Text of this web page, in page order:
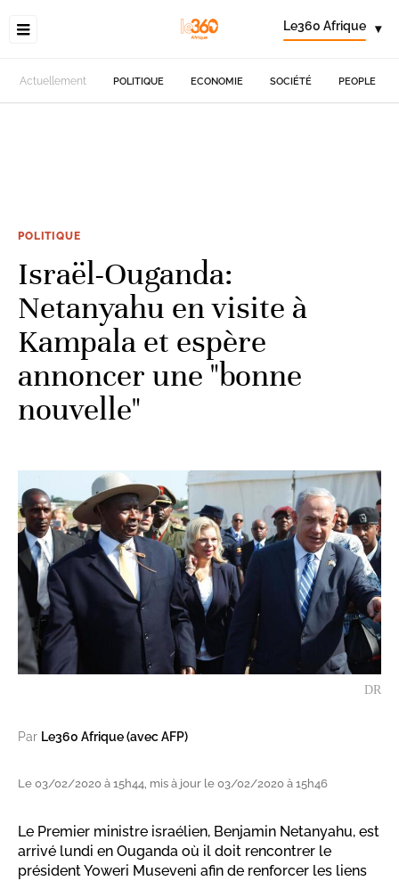
Le360 Afrique ▾
Actuellement POLITIQUE ECONOMIE SOCIÉTÉ PEOPLE
POLITIQUE
Israël-Ouganda:
Netanyahu en visite à
Kampala et espère
annoncer une "bonne
nouvelle"
DR
Par Le360 Afrique (avec AFP)
Le 03/02/2020 à 15h44, mis à jour le 03/02/2020 à 15h46
Le Premier ministre israélien, Benjamin Netanyahu, est
arrivé lundi en Ouganda où il doit rencontrer le
président Yoweri Museveni afin de renforcer les liens